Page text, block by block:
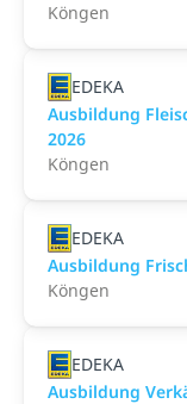
Köngen
EDEKA
Ausbildung
2026
Köngen
EDEKA
Ausbildung
Köngen
EDEKA
Ausbildung